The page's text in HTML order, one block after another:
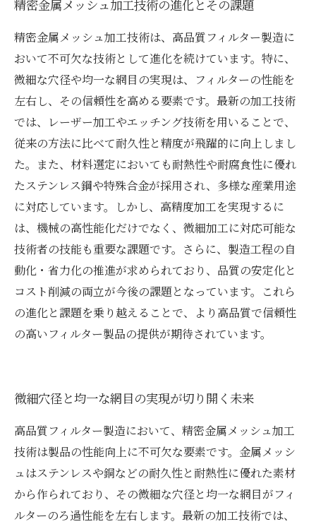
精密金属メッシュ加工技術の進化とその課題
精密金属メッシュ加工技術は、高品質フィルター製造に
おいて不可欠な技術として進化を続けています。特に、
微細な穴径や均一な網目の実現は、フィルターの性能を
左右し、その信頼性を高める要素です。最新の加工技術
では、レーザー加工やエッチング技術を用いることで、
従来の方法に比べて耐久性と精度が飛躍的に向上しまし
た。また、材料選定においても耐熱性や耐腐食性に優れ
たステンレス鋼や特殊合金が採用され、多様な産業用途
に対応しています。しかし、高精度加工を実現するに
は、機械の高性能化だけでなく、微細加工に対応可能な
技術者の技能も重要な課題です。さらに、製造工程の自
動化・省力化の推進が求められており、品質の安定化と
コスト削減の両立が今後の課題となっています。これら
の進化と課題を乗り越えることで、より高品質で信頼性
の高いフィルター製品の提供が期待されています。
微細穴径と均一な網目の実現が切り開く未来
高品質フィルター製造において、精密金属メッシュ加工
技術は製品の性能向上に不可欠な要素です。金属メッシ
ュはステンレスや銅などの耐久性と耐熱性に優れた素材
から作られており、その微細な穴径と均一な網目がフィ
ルターのろ過性能を左右します。最新の加工技術では、